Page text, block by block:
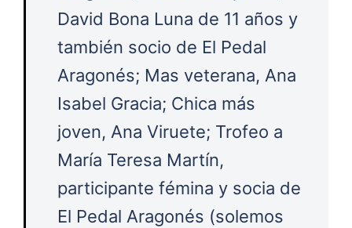
David Bona Luna de 11 años y
también socio de El Pedal
Aragonés; Mas veterana, Ana
Isabel Gracia; Chica más
joven, Ana Viruete; Trofeo a
María Teresa Martín,
participante fémina y socia de
El Pedal Aragonés (solemos